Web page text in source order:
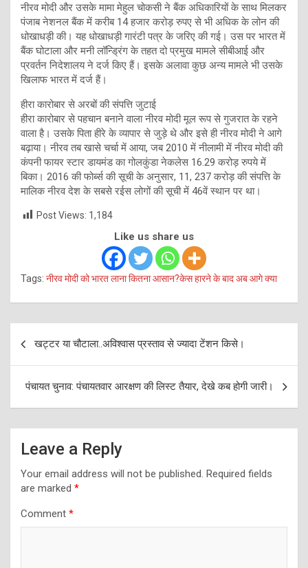
नीरव मोदी और उसके मामा मेहुल चोकसी ने बैंक अधिकारियों के साथ मिलकर
पंजाब नेशनल बैंक में करीब 14 हजार करोड़ रुपए से भी अधिक के लोन की
धोखाधड़ी की। यह धोखाधड़ी गारंटी पत्र के जरिए की गई। उस पर भारत में
बैंक घोटाला और मनी लॉन्ड्रिंग के तहत दो प्रमुख मामले सीबीआई और
प्रवर्तन निदेशालय ने दर्ज ‍किए हैं। इसके अलावा कुछ अन्य मामले भी उसके
खिलाफ भारत में दर्ज हैं।
हीरा कारोबार से अरबों की संपत्ति जुटाई
हीरा कारोबार से पहचान बनाने वाला नीरव मोदी मूल रूप से गुजरात के रहने
वाला है। उसके पिता हीरे के व्यापार से जुड़े थे और इसे ही नीरव मोदी ने आगे
बढ़ाया। नीरव तब खासे चर्चा में आया, जब 2010 में नीलामी में नीरव मोदी की
कंपनी फायर स्टार डायमंड का गोलकुंडा नेकलेस 16.29 करोड़ रुपये में
बिका। 2016 की फोर्ब्स की सूची के अनुसार, 11, 237 करोड़ की संपत्ति के
मालिक नीरव देश के सबसे रईस लोगों की सूची में 46वें स्थान पर था।
Post Views: 1,184
Like us share us
Tags: नीरव मोदी को भारत लाना कितना आसान?केस हारने के बाद अब आगे क्या
navigation
खट्टर या चौटाला..अविश्वास प्रस्ताव से ज्यादा टेंशन किसे।
पंचायत चुनाव: पंचायतवार आरक्षण की लिस्ट तैयार, देखे कब होगी जारी।
Leave a Reply
Your email address will not be published. Required fields
are marked *
Comment *